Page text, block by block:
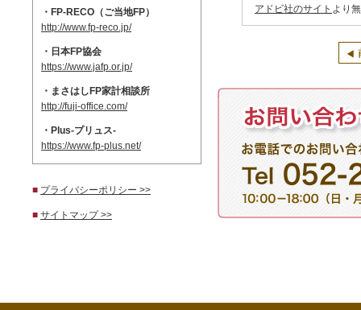
・FP-RECO（ご当地FP）
http://www.fp-reco.jp/
・日本FP協会
https://www.jafp.or.jp/
・まさはしFP家計相談所
http://fuji-office.com/
・Plus-プリュス-
https://www.fp-plus.net/
■ プライバシーポリシー >>
■ サイトマップ >>
アドビ社のサイト より